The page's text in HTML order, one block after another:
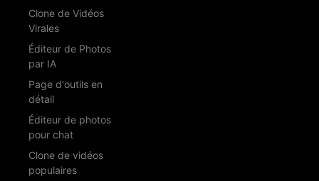
Clone de Vidéos
Virales
Éditeur de Photos
par IA
Page d'outils en
détail
Éditeur de photos
pour chat
Clone de vidéos
populaires